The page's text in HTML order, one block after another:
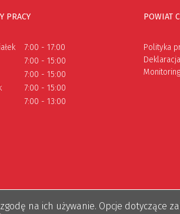
PRACY
7:00 - 17:00
7:00 - 15:00
7:00 - 15:00
7:00 - 15:00
7:00 - 13:00
POWIAT
Polityka
na ich używanie. Opcje